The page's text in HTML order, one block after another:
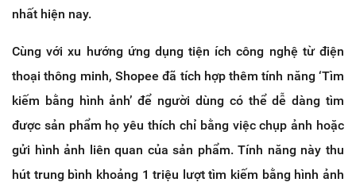
nhất hiện nay.
Cùng với xu hướng ứng dụng tiện ích công nghệ từ điện
thoại thông minh, Shopee đã tích hợp thêm tính năng ‘Tìm
kiếm bằng hình ảnh’ để người dùng có thể dễ dàng tìm
được sản phẩm họ yêu thích chỉ bằng việc chụp ảnh hoặc
gửi hình ảnh liên quan của sản phẩm. Tính năng này thu
hút trung bình khoảng 1 triệu lượt tìm kiếm bằng hình ảnh